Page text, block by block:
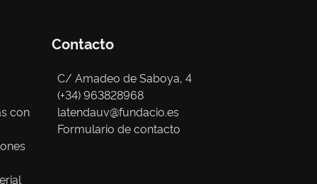
con
Contacto
C/ Amadeo de Saboya, 4
(+34) 963828968
latendauv@fundacio.es
Formulario de contacto